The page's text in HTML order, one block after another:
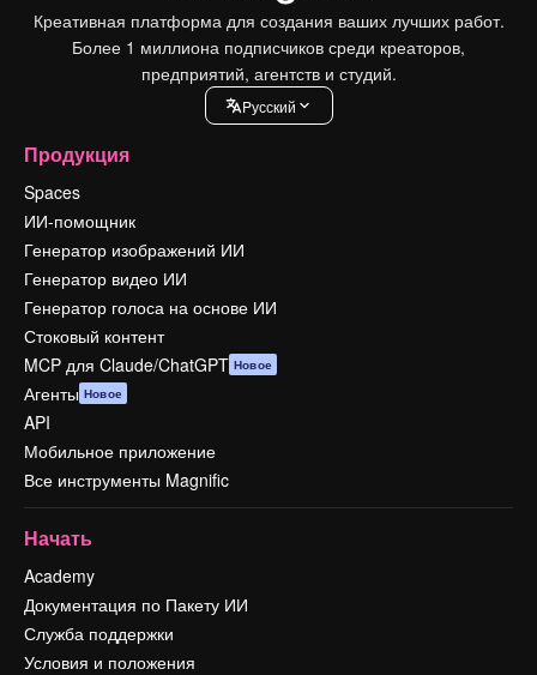
Креативная платформа для создания ваших лучших работ.
Более 1 миллиона подписчиков среди креаторов,
предприятий, агентств и студий.
Pусский
Продукция
Spaces
ИИ-помощник
Генератор изображений ИИ
Генератор видео ИИ
Генератор голоса на основе ИИ
Стоковый контент
MCP для Claude/ChatGPT Новое
Агенты Новое
API
Мобильное приложение
Все инструменты Magnific
Начать
Academy
Документация по Пакету ИИ
Служба поддержки
Условия и положения